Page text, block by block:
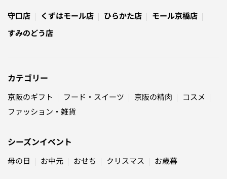
守口店 くずはモール店 ひらかた店
モール京橋店
すみのどう店
カテゴリー
京阪のギフト フード・スイーツ 京阪の精肉
コスメ
ファッション・雑貨
シーズンイベント
母の日 お中元 おせち クリスマス お歳暮